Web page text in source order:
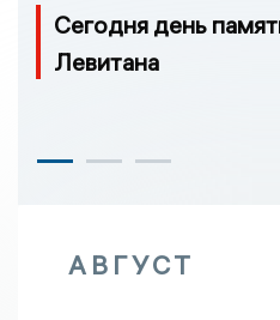
Сегодня день
Левитана
АВГУСТ